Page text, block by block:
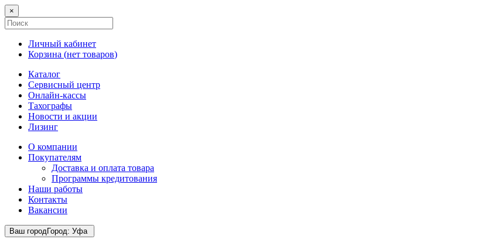
×
Личный кабинет
Корзина (нет товаров)
Каталог
Сервисный центр
Онлайн-кассы
Тахографы
Новости и акции
Лизинг
О компании
Покупателям
Доставка и оплата товара
Программы кредитования
Наши работы
Контакты
Вакансии
Ваш городГород: Уфа